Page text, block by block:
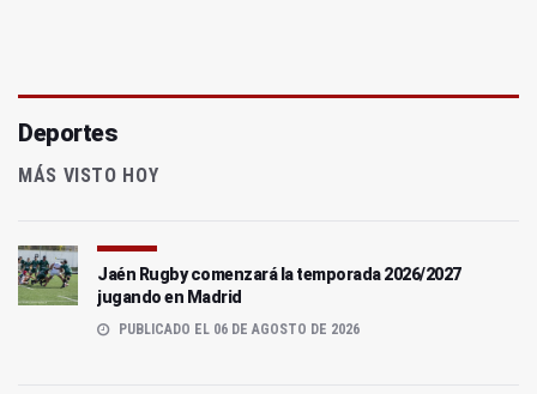
Deportes
MÁS VISTO HOY
Jaén Rugby comenzará la temporada 2026/2027
jugando en Madrid
PUBLICADO EL 06 DE AGOSTO DE 2026